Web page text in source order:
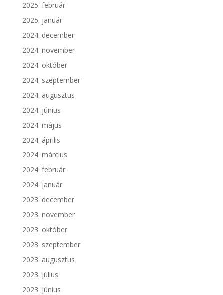
2025. február
2025. január
2024. december
2024. november
2024. október
2024. szeptember
2024. augusztus
2024. június
2024. május
2024. április
2024. március
2024. február
2024. január
2023. december
2023. november
2023. október
2023. szeptember
2023. augusztus
2023. július
2023. június